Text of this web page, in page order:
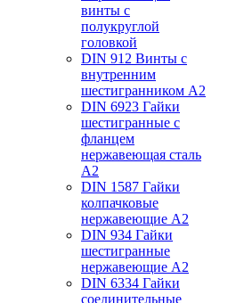
винты с
полукруглой
головкой
DIN 912 Винты с
внутренним
шестигранником А2
DIN 6923 Гайки
шестигранные с
фланцем
нержавеющая сталь
А2
DIN 1587 Гайки
колпачковые
нержавеющие А2
DIN 934 Гайки
шестигранные
нержавеющие А2
DIN 6334 Гайки
соединительные